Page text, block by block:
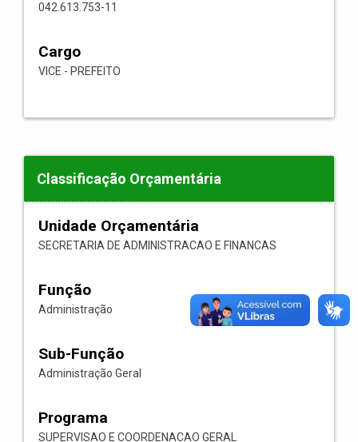
042.613.753-11
Cargo
VICE - PREFEITO
Classificação Orçamentária
Unidade Orçamentária
SECRETARIA DE ADMINISTRACAO E FINANCAS
Função
Administração
Sub-Função
Administração Geral
Programa
SUPERVISAO E COORDENACAO GERAL